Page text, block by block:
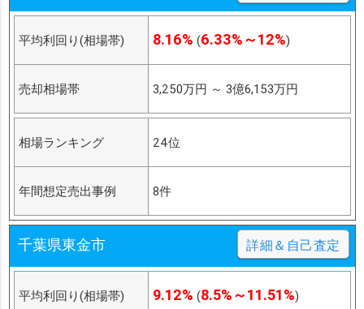
平均利回り(相場帯) 8.16% (6.33%～12%)
売却相場帯 3,250万円 ～ 3億6,153万円
相場ランキング 24位
年間想定売出事例 8件
千葉県東金市 詳細＆自己査定
平均利回り(相場帯) 9.12% (8.5%～11.51%)